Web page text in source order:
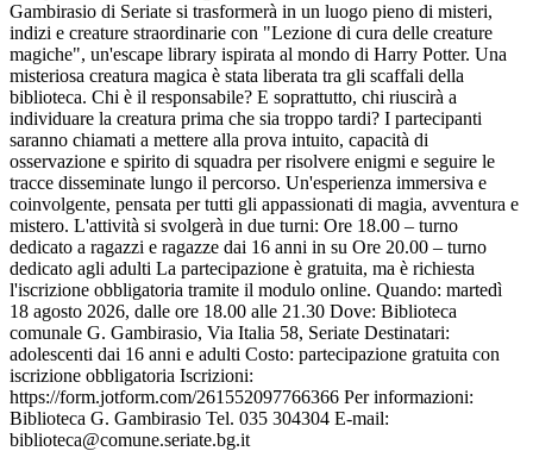
Gambirasio di Seriate si trasformerà in un luogo pieno di misteri,
indizi e creature straordinarie con "Lezione di cura delle creature
magiche", un'escape library ispirata al mondo di Harry Potter. Una
misteriosa creatura magica è stata liberata tra gli scaffali della
biblioteca. Chi è il responsabile? E soprattutto, chi riuscirà a
individuare la creatura prima che sia troppo tardi? I partecipanti
saranno chiamati a mettere alla prova intuito, capacità di
osservazione e spirito di squadra per risolvere enigmi e seguire le
tracce disseminate lungo il percorso. Un'esperienza immersiva e
coinvolgente, pensata per tutti gli appassionati di magia, avventura e
mistero. L'attività si svolgerà in due turni: Ore 18.00 – turno
dedicato a ragazzi e ragazze dai 16 anni in su Ore 20.00 – turno
dedicato agli adulti La partecipazione è gratuita, ma è richiesta
l'iscrizione obbligatoria tramite il modulo online. Quando: martedì
18 agosto 2026, dalle ore 18.00 alle 21.30 Dove: Biblioteca
comunale G. Gambirasio, Via Italia 58, Seriate Destinatari:
adolescenti dai 16 anni e adulti Costo: partecipazione gratuita con
iscrizione obbligatoria Iscrizioni:
https://form.jotform.com/261552097766366 Per informazioni:
Biblioteca G. Gambirasio Tel. 035 304304 E-mail:
biblioteca@comune.seriate.bg.it